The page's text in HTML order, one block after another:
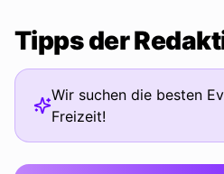
Tipps der
Wir suchen die besten
Freizeit!